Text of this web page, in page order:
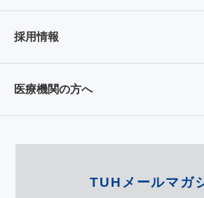
採用情報
医療機関の方へ
TUHメールマガ